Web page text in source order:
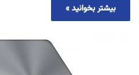
بیشتر بخوانید »